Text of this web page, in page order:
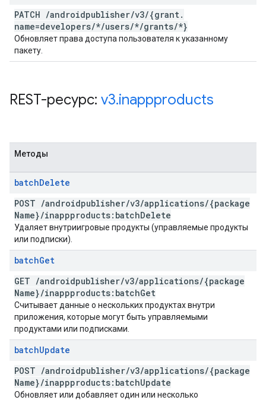
PATCH /androidpublisher/v3/{grant.
name=developers/*/users/*/grants/*}
Обновляет права доступа пользователя к указанному
пакету.
REST-ресурс: v3.inappproducts
Методы
batchDelete
POST /androidpublisher/v3/applications/{package
Name}/inappproducts:batchDelete
Удаляет внутриигровые продукты (управляемые продукты
или подписки).
batchGet
GET /androidpublisher/v3/applications/{package
Name}/inappproducts:batchGet
Считывает данные о нескольких продуктах внутри
приложения, которые могут быть управляемыми
продуктами или подписками.
batchUpdate
POST /androidpublisher/v3/applications/{package
Name}/inappproducts:batchUpdate
Обновляет или добавляет один или несколько